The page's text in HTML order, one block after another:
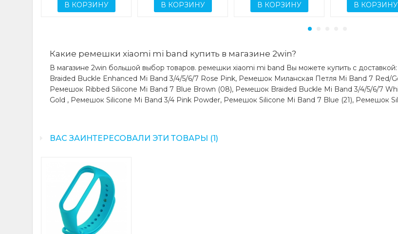
В КОРЗИНУ В КОРЗИНУ В КОРЗИНУ В КОРЗИНУ
Какие ремешки xiaomi mi band купить в магазине 2win?
В магазине 2win большой выбор товаров. ремешки xiaomi mi band Вы можете купить с
Braided Buckle Enhanced Mi Band 3/4/5/6/7 Rose Pink, Ремешок Миланская Петля Mi Band 7 Red/
Ремешок Ribbed Silicone Mi Band 7 Blue Brown (08), Ремешок Braided Buckle Mi Band 3/4/5/6/7
Gold , Ремешок Silicone Mi Band 3/4 Pink Powder, Ремешок Silicone Mi Band 7 Blue (21), Ремешок
ВАС ЗАИНТЕРЕСОВАЛИ ЭТИ ТОВАРЫ (1)